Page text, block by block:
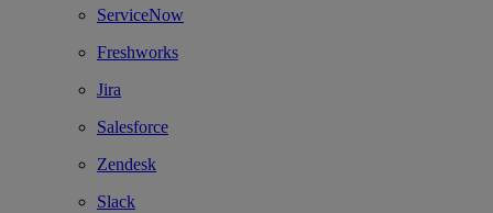
ServiceNow
Freshworks
Jira
Salesforce
Zendesk
Slack